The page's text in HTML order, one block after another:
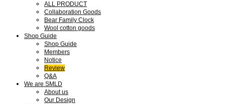
ALL PRODUCT
Collaboration Goods
Bear Family Clock
Wool cotton goods
Shop Guide
Shop Guide
Members
Notice
Review
Q&A
We are SMLD
About us
Our Design